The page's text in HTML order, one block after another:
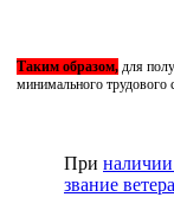
Таким образом, для
минимального трудового
При наличии
звание